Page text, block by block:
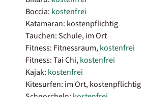
Boccia: kostenfrei
Katamaran: kostenpflichtig
Tauchen: Schule, im Ort
Fitness: Fitnessraum,kostenfrei
Fitness: Tai Chi,kostenfrei
Kajak: kostenfrei
Kitesurfen: im Ort, kostenpflichtig